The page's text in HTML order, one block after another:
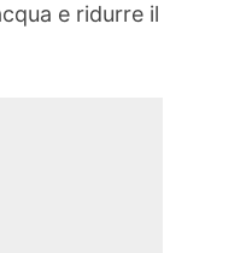
e ridurre il